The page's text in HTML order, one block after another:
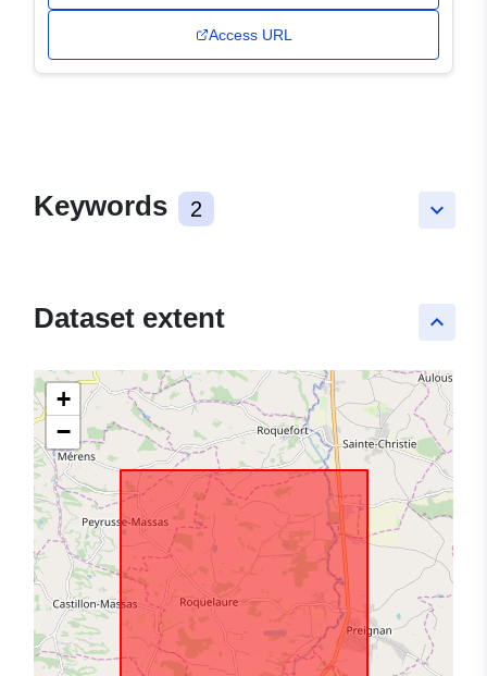
Access URL
keyboard_arrow_down
Keywords 2
keyboard_arrow_up
Dataset extent
+
−